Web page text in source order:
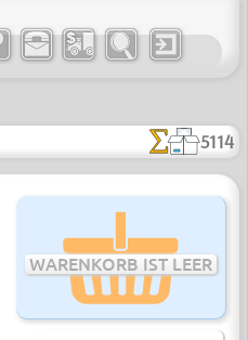
5114
WARENKORB IST LEER